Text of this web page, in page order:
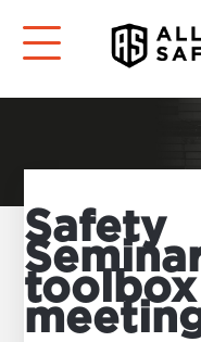
Safety
toolbox